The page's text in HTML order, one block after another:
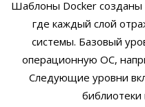
Шаблоны Docker созданы
где каждый слой
системы. Базовый
операционную ОС,
Следующие уровни
библиотеки